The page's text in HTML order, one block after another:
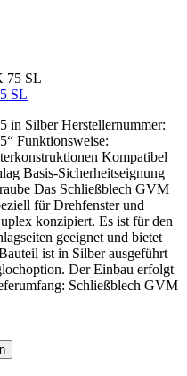
SL
in Silber Herstellernummer:
Funktionsweise:
Kompatibel
Basis-Sicherheitseignung
Das Schließblech GVM
für Drehfenster und
konzipiert. Es ist für den
geeignet und bietet
ist in Silber ausgeführt
Der Einbau erfolgt
Schließblech GVM